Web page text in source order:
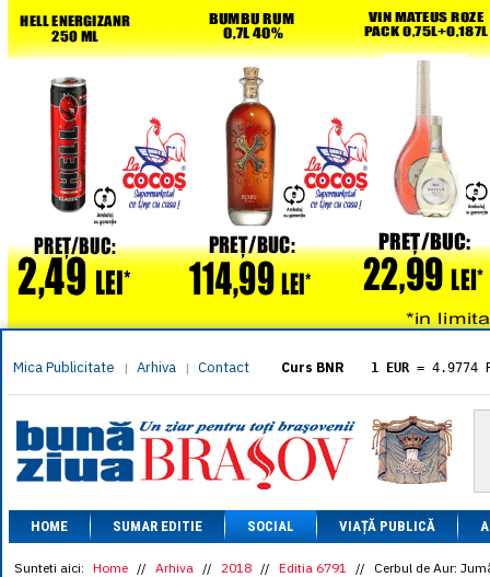
Mica Publicitate | Arhiva | Contact Curs BNR 1 EUR = 4.9774
= 5.8304
1 XAU= 464.4611
1 AED= 1.1933
1 AUD= 2.7957
1 BGN= 2.5449
1 CAD= 3.1559
1 CHF= 5.2813
1 CNY= 0.6015
HOME SUMAR EDITIE SOCIAL VIAȚĂ PUBLICĂ
Sunteti aici: Home // Arhiva // 2018 // Editia 6791 // Cerbul de Aur: